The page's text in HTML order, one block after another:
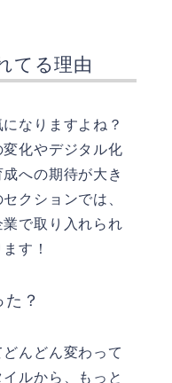
てる理由
なりますよね？
化やデジタル化
への期待が大き
クションでは、
で取り入れられ
す！
？
んどん変わって
ルから、もっと